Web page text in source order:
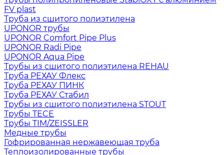
FV plast
Труба из сшитого полиэтилена
UPONOR трубы
UPONOR Comfort Pipe Plus
UPONOR Radi Pipe
UPONOR Aqua Pipe
Трубы из сшитого полиэтилена REHAU
Труба РЕХАУ Флекс
Труба РЕХАУ ПИНК
Труба РЕХАУ Стабил
Трубы из сшитого полиэтилена STOUT
Трубы TECE
Трубы TIM/ZEISSLER
Медные трубы
Гофрированная нержавеющая труба
Теплоизолированные трубы